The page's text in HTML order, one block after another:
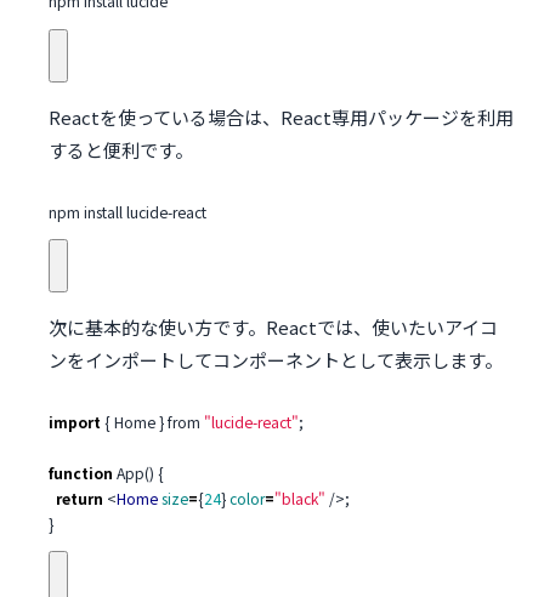
Reactを使っている場合は、React専用パッケージを利用
すると便利です。
npm install lucide-react
次に基本的な使い方です。Reactでは、使いたいアイコ
ンをインポートしてコンポーネントとして表示します。
import {Home}from "lucide-react";
function App() {
return <Homesize={24}color="black" />;
}